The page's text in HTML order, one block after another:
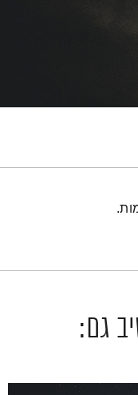
גם: